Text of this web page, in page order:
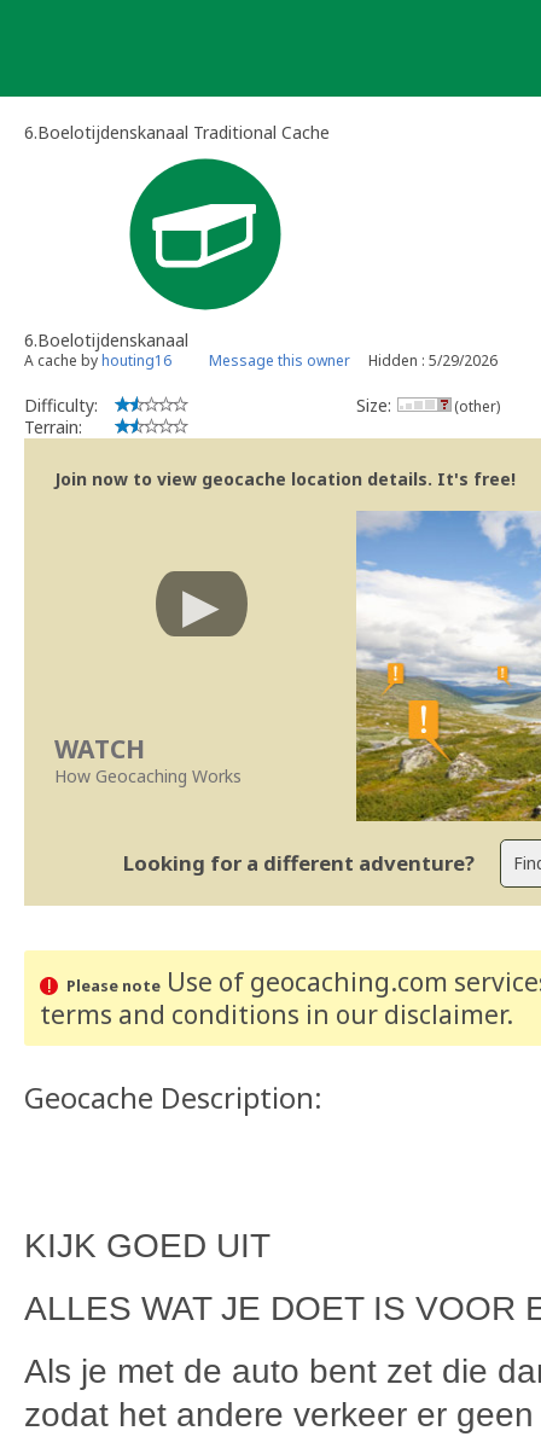
6.Boelotijdenskanaal Traditional Cache
6.Boelotijdenskanaal
A cache byhouting16 Message this owner Hidden : 5/29/2026
Difficulty:
Terrain:
Size: (other)
Join now to view geocache location details. It's free!
WATCH
How Geocaching Works
Looking for a different adventure?
Please noteUse of geocaching.com
terms and conditions in our disclaimer.
Geocache Description:
KIJK GOED UIT
ALLES WAT JE DOET IS VOOR
Als je met de auto bent zet die
zodat het andere verkeer er